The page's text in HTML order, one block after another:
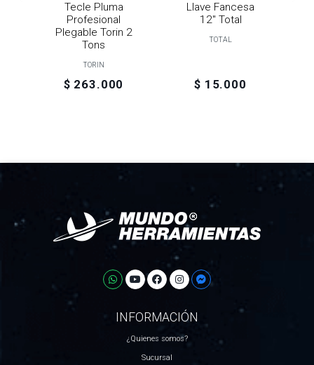
Tecle Pluma
Profesional
Plegable Torin 2
Tons
TORIN
$ 263.000
Llave Fancesa
12" Total
TOTAL
$ 15.000
INFORMACIÓN
¿Quienes somos?
Sucursal